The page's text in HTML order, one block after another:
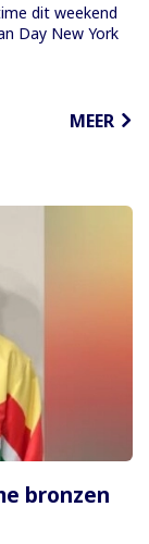
dit weekend
Day New York
MEER
bronzen